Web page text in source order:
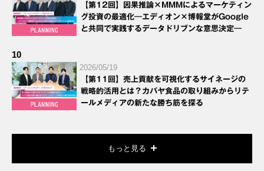
【第12回】因果推論×MMMによるマーケティン
グ投資の最適化―エディオン×博報堂がGoogle
と共同で実践するデータドリブンな意思決定―
10
2026/05/19
【第11回】売上貢献を可視化するサイネージの
戦略的活用とは？カバヤ食品の取り組みからリテ
ールメディアの新たな勝ち筋を探る
もっと見る